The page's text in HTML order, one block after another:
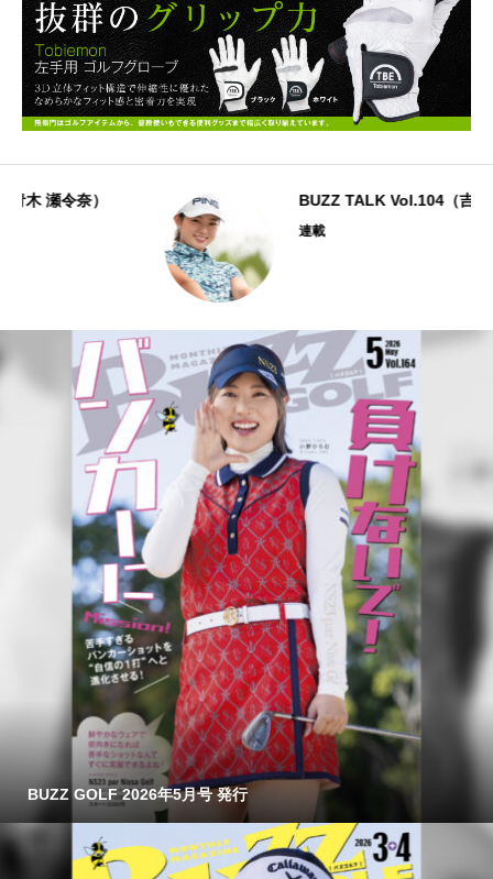
BUZZ TALK Vol.104（吉川 桃）
連載
BUZZ GOLF 2026年5月号 発行